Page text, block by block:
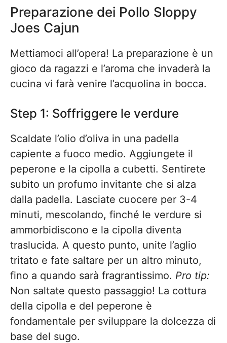
Preparazione dei Pollo Sloppy
Joes Cajun
Mettiamoci all’opera! La preparazione è un
gioco da ragazzi e l’aroma che invaderà la
cucina vi farà venire l’acquolina in bocca.
Step 1: Soffriggere le verdure
Scaldate l’olio d’oliva in una padella
capiente a fuoco medio. Aggiungete il
peperone e la cipolla a cubetti. Sentirete
subito un profumo invitante che si alza
dalla padella. Lasciate cuocere per 3-4
minuti, mescolando, finché le verdure si
ammorbidiscono e la cipolla diventa
traslucida. A questo punto, unite l’aglio
tritato e fate saltare per un altro minuto,
fino a quando sarà fragrantissimo. Pro tip:
Non saltate questo passaggio! La cottura
della cipolla e del peperone è
fondamentale per sviluppare la dolcezza di
base del sugo.